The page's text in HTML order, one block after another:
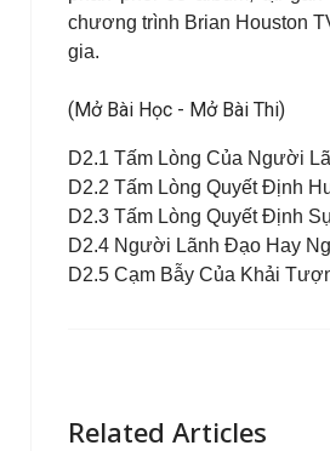
chương trình Brian Houston
gia.
(Mở Bài Học - Mở Bài Thi)
D2.1 Tấm Lòng Của Người
D2.2 Tấm Lòng Quyết Ðịnh
D2.3 Tấm Lòng Quyết Ðịnh
D2.4 Người Lãnh Ðạo Hay
D2.5 Cạm Bẫy Của Khải
Related Articles